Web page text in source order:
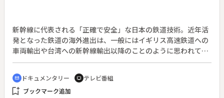
新幹線に代表される「正確で安全」な日本の鉄道技術。近年活
発となった鉄道の海外進出は、一般にはイギリス高速鉄道への
車両輸出や台湾への新幹線輸出以降のことのように思われてい
る。しかしその遥か以前に、日本の鉄道技術はアジアに進出を
果たしていた。その典型例が、７０年前にタイとミャンマーを
結ぶために造られた「泰緬鉄道」だ。９６歳の樽本重治さん
は、その泰緬鉄道の建設に携わった。そして、それ故に戦争犯
cinematic_blur ドキュメンタリー tv テレビ番組
bookmark_add ブックマーク追加